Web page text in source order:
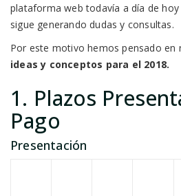
plataforma web todavía a día de
sigue generando dudas y consultas.
Por este motivo hemos pensado en
ideas y conceptos para el 2018.
1. Plazos
Pago
Presentación